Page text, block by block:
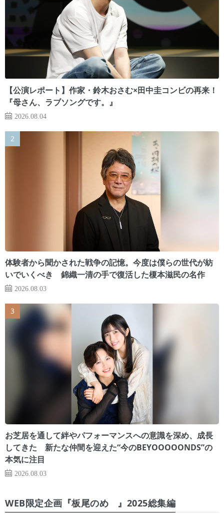
【公演レポート】作家・鈴木おさむ×田中圭コンビの再来！
『母さん、ラブソングです。』
2026.08.04
体験者から聞かされた戦争の記憶。今度は僕らの世代が紡
いでいくべき 錦織一清の手で復活した榎本滋民の名作
2026.08.03
お芝居を通して絆やパフォーマンスへの意識を深め、成長
してきた 新たな仲間を迎えた“今のBEYOOOOONDS”の
本気に注目
2026.08.03
WEB限定企画『板尾のめ゙』2025総集編